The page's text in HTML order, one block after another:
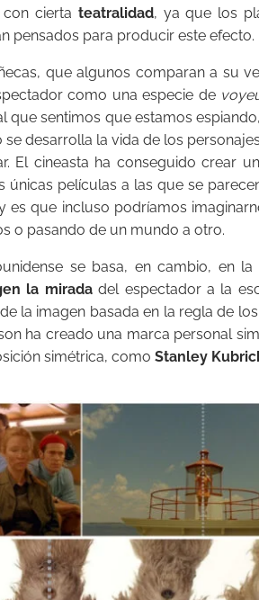
cierta teatralidad, ya que los
pensados para producir este efecto.
que algunos comparan a su
como una especie de
que sentimos que estamos
desarrolla la vida de los
El cineasta ha conseguido crear
únicas películas a las que se
es que incluso podríamos
o pasando de un mundo a otro.
se basa, en cambio, en la
la miradadel espectador a la
la imagen basada en la regla de
ha creado una marca personal
simétrica, como Stanley